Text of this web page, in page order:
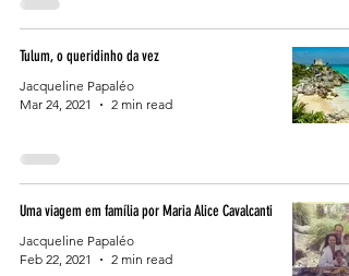
Tulum, o queridinho da vez
Jacqueline Papaléo
Mar 24, 2021
2 min read
Uma viagem em família por Maria Alice Cavalcanti
Jacqueline Papaléo
Feb 22, 2021
2 min read